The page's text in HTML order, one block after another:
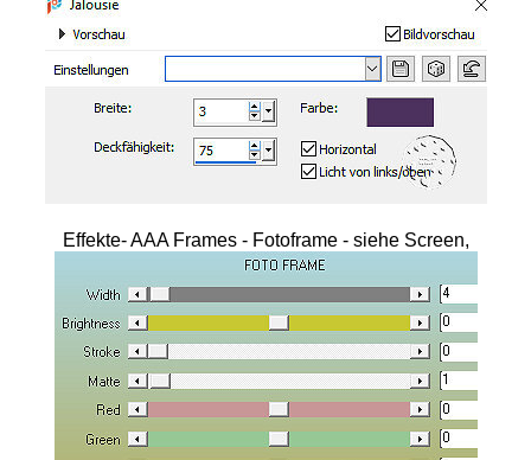
Effekte- AAA Frames - Fotoframe - siehe Screen,